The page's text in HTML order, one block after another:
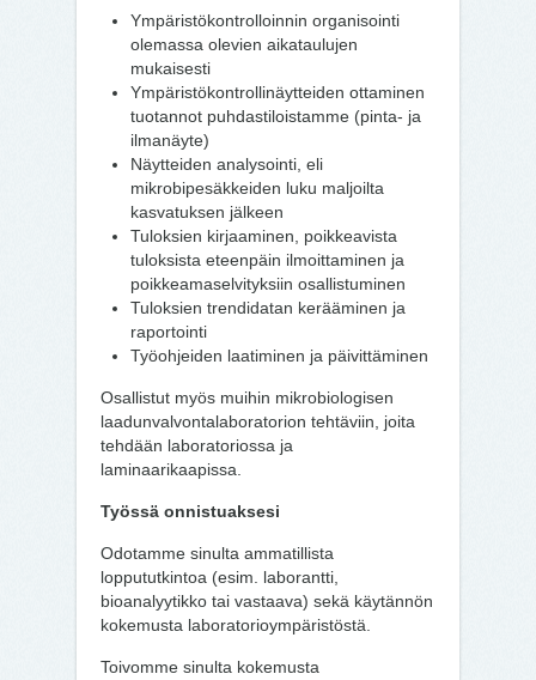
Ympäristökontrolloinnin organisointi
olemassa olevien aikataulujen
mukaisesti
Ympäristökontrollinäytteiden ottaminen
tuotannot puhdastiloistamme (pinta- ja
ilmanäyte)
Näytteiden analysointi, eli
mikrobipesäkkeiden luku maljoilta
kasvatuksen jälkeen
Tuloksien kirjaaminen, poikkeavista
tuloksista eteenpäin ilmoittaminen ja
poikkeamaselvityksiin osallistuminen
Tuloksien trendidatan kerääminen ja
raportointi
Työohjeiden laatiminen ja päivittäminen
Osallistut myös muihin mikrobiologisen
laadunvalvontalaboratorion tehtäviin, joita
tehdään laboratoriossa ja
laminaarikaapissa.
Työssä onnistuaksesi
Odotamme sinulta ammatillista
loppututkintoa (esim. laborantti,
bioanalyytikko tai vastaava) sekä käytännön
kokemusta laboratorioympäristöstä.
Toivomme sinulta kokemusta